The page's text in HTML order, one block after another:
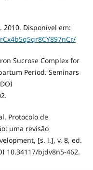
2010. Disponível em:
Sucrose Complex for
Period. Seminars
Protocolo de
uma revisão
[s. l.], v. 8, ed.
10.34117/bjdv8n5-462.